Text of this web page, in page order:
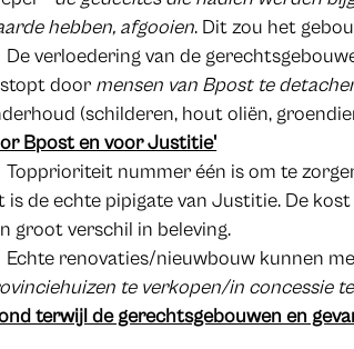
hebben, afgooien. Dit zou het
De verloedering van de
door mensen van Bpost te
(schilderen, hout oliën,
Bpost en voor Justitie'
Topprioriteit nummer één is om te
is de echte pipigate van Justitie. De
groot verschil in beleving.
Echte renovaties/nieuwbouw kunnen
te verkopen/in concessie
terwijl de gerechtsgebouwen en